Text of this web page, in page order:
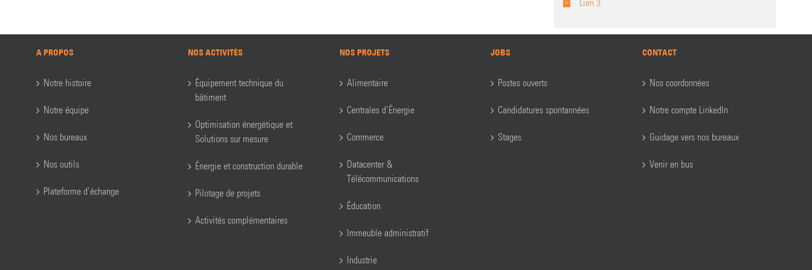
Lien 3
A PROPOS
Notre histoire
Notre équipe
Nos bureaux
Nos outils
Plateforme d’échange
NOS ACTIVITÉS
Équipement technique du
bâtiment
Optimisation énergétique et
Solutions sur mesure
Énergie et construction durable
Pilotage de projets
Activités complémentaires
NOS PROJETS
Alimentaire
Centrales d’Énergie
Commerce
Datacenter &
Télécommunications
Éducation
Immeuble administratif
Industrie
JOBS
Postes ouverts
Candidatures spontannées
Stages
CONTACT
Nos coordonnées
Notre compte LinkedIn
Guidage vers nos bureaux
Venir en bus